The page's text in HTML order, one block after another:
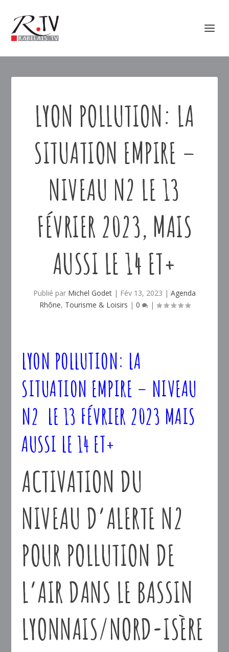
LYON POLLUTION: LA
SITUATION EMPIRE –
NIVEAU N2 LE 13
FÉVRIER 2023, MAIS
AUSSI LE 14 ET+
Publié par Michel Godet | Fév 13, 2023 | Agenda
Rhône, Tourisme & Loisirs | 0 |
LYON POLLUTION: LA
SITUATION EMPIRE – NIVEAU
N2 LE 13 FÉVRIER 2023 MAIS
AUSSI LE 14 ET+
ACTIVATION DU
NIVEAU D’ALERTE N2
POUR POLLUTION DE
L’AIR DANS LE BASSIN
LYONNAIS/NORD-ISÈRE